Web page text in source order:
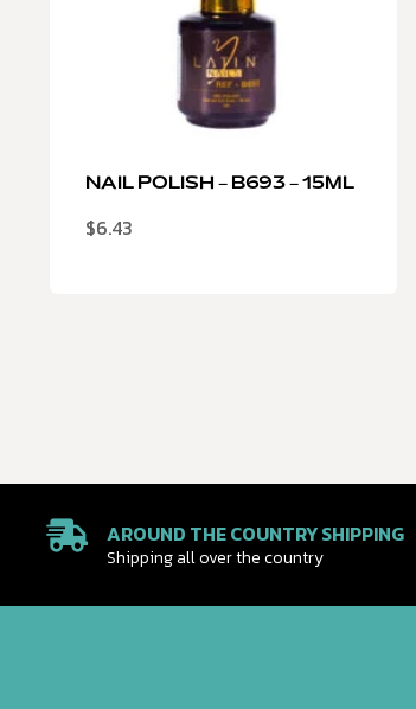
NAIL POLISH – B693 – 15ML
$6.43
AROUND THE COUNTRY SHIPPING
Shipping all over the country